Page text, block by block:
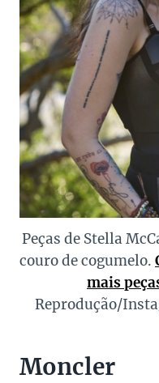
Peças de Stella
couro de cogumelo.
mais
Reprodução/
Moncler